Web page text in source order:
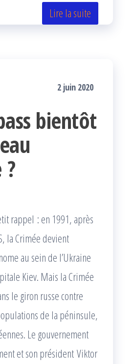
Lire la suite
2 juin 2020
bientôt
rappel : en 1991, après
la Crimée devient
au sein de l’Ukraine
Kiev. Mais la Crimée
le giron russe contre
de la péninsule,
Le gouvernement
et son président Viktor